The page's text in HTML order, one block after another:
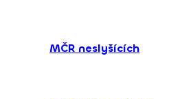
MČR neslyšících